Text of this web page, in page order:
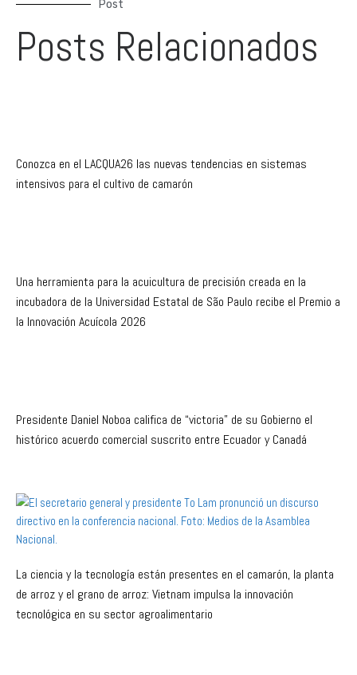
Post
Posts Relacionados
Conozca en el LACQUA26 las nuevas tendencias en sistemas
intensivos para el cultivo de camarón
Una herramienta para la acuicultura de precisión creada en la
incubadora de la Universidad Estatal de São Paulo recibe el Premio a
la Innovación Acuícola 2026
Presidente Daniel Noboa califica de “victoria” de su Gobierno el
histórico acuerdo comercial suscrito entre Ecuador y Canadá
La ciencia y la tecnología están presentes en el camarón, la planta
de arroz y el grano de arroz: Vietnam impulsa la innovación
tecnológica en su sector agroalimentario